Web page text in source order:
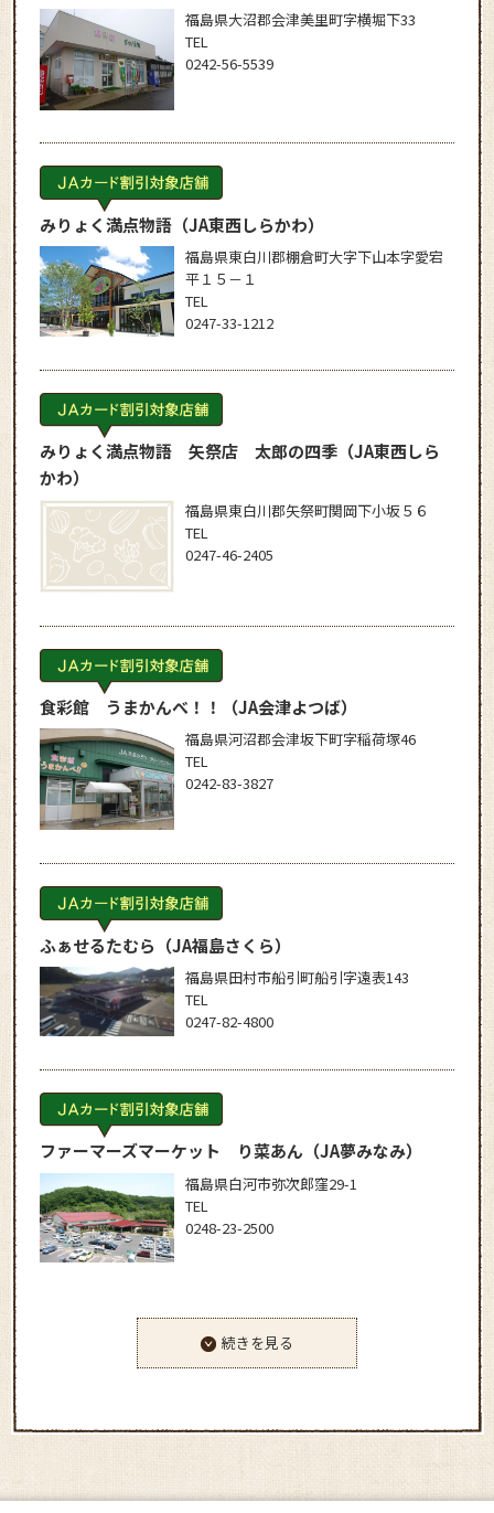
福島県大沼郡会津美里町字横堀下33
TEL
0242-56-5539
みりょく満点物語（JA東西しらかわ）
福島県東白川郡棚倉町大字下山本字愛宕
平１５－１
TEL
0247-33-1212
みりょく満点物語 矢祭店 太郎の四季（JA東西しら
かわ）
福島県東白川郡矢祭町関岡下小坂５６
TEL
0247-46-2405
食彩館 うまかんべ！！ （JA会津よつば）
福島県河沼郡会津坂下町字稲荷塚46
TEL
0242-83-3827
ふぁせるたむら （JA福島さくら）
福島県田村市船引町船引字遠表143
TEL
0247-82-4800
ファーマーズマーケット り菜あん （JA夢みなみ）
福島県白河市弥次郎窪29-1
TEL
0248-23-2500
続きを見る